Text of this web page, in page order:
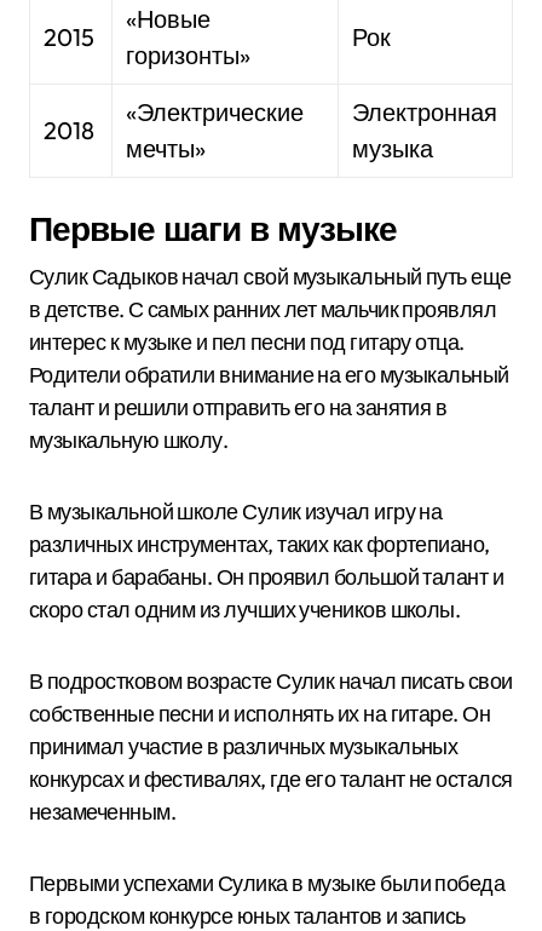
2015
«Новые
горизонты»
Рок
2018
«Электрические
мечты»
Электронная
музыка
Первые шаги в музыке
Сулик Садыков начал свой музыкальный путь еще
в детстве. С самых ранних лет мальчик проявлял
интерес к музыке и пел песни под гитару отца.
Родители обратили внимание на его музыкальный
талант и решили отправить его на занятия в
музыкальную школу.
В музыкальной школе Сулик изучал игру на
различных инструментах, таких как фортепиано,
гитара и барабаны. Он проявил большой талант и
скоро стал одним из лучших учеников школы.
В подростковом возрасте Сулик начал писать свои
собственные песни и исполнять их на гитаре. Он
принимал участие в различных музыкальных
конкурсах и фестивалях, где его талант не остался
незамеченным.
Первыми успехами Сулика в музыке были победа
в городском конкурсе юных талантов и запись